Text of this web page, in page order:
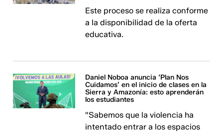
Este proceso se realiza conforme
a la disponibilidad de la oferta
educativa.
Daniel Noboa anuncia ‘Plan Nos
Cuidamos’ en el inicio de clases en la
Sierra y Amazonía: esto aprenderán
los estudiantes
"Sabemos que la violencia ha
intentado entrar a los espacios